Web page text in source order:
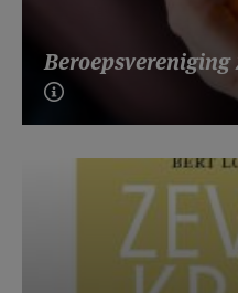
Beroepsvereniging